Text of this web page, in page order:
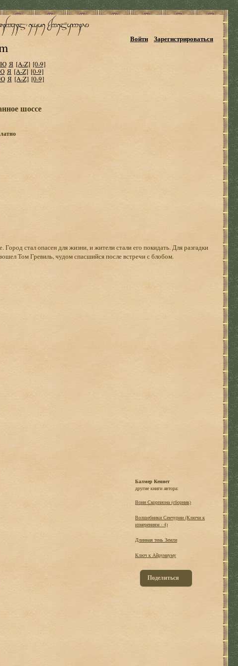
Войти Зарегистрироваться
Ю Я [A-Z] [0-9]
Я [A-Z] [0-9]
Я [A-Z] [0-9]
шоссе
стал опасен для жизни, и жители стали его покидать. Для разгадки
Том Гревиль, чудом спасшийся после встречи с блобом.
Балмер Кеннет
другие книги автора:
Воин Скорпиона (сборник)
Волшебники Сенчурии (Ключи к
измерениям - 4)
Длинная тень Земли
Ключ к Айруниуму
Поделиться